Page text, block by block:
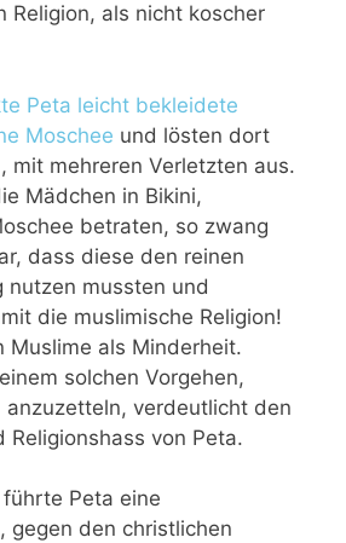
Religion, als nicht koscher
Peta leicht bekleidete
Moschee und lösten dort
mit mehreren Verletzten aus.
Mädchen in Bikini,
betraten, so zwang
dass diese den reinen
nutzen mussten und
die muslimische Religion!
Muslime als Minderheit.
solchen Vorgehen,
anzuzetteln, verdeutlicht den
Religionshass von Peta.
Peta eine
gegen den christlichen